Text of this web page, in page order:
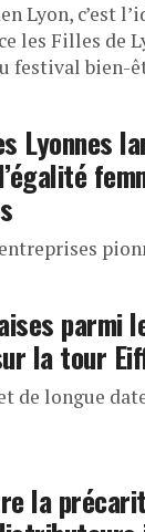
Lyon, c’est
les Filles de
festival bien-
Lyonnes
parmi
la tour
de longue
la